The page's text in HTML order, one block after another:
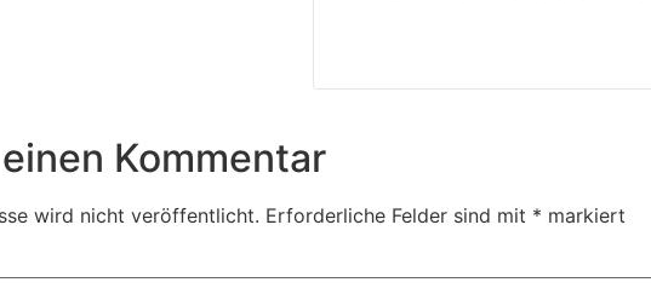
Kommentar
wird nicht veröffentlicht. Erforderliche Felder sind mit * markiert